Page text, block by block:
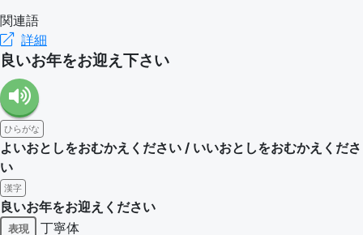
関連語
詳細
良いお年をお迎え下さい
ひらがな
よいおとしをおむかえください / いいおとしをおむかえくださ
い
漢字
良いお年をお迎えください
表現 丁寧体